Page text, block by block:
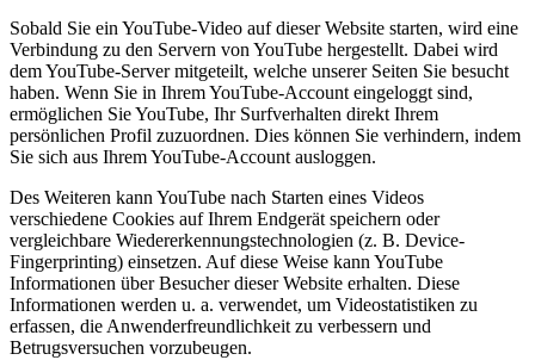
Sobald Sie ein YouTube-Video auf dieser Website starten, wird eine
Verbindung zu den Servern von YouTube hergestellt. Dabei wird
dem YouTube-Server mitgeteilt, welche unserer Seiten Sie besucht
haben. Wenn Sie in Ihrem YouTube-Account eingeloggt sind,
ermöglichen Sie YouTube, Ihr Surfverhalten direkt Ihrem
persönlichen Profil zuzuordnen. Dies können Sie verhindern, indem
Sie sich aus Ihrem YouTube-Account ausloggen.
Des Weiteren kann YouTube nach Starten eines Videos
verschiedene Cookies auf Ihrem Endgerät speichern oder
vergleichbare Wiedererkennungstechnologien (z. B. Device-
Fingerprinting) einsetzen. Auf diese Weise kann YouTube
Informationen über Besucher dieser Website erhalten. Diese
Informationen werden u. a. verwendet, um Videostatistiken zu
erfassen, die Anwenderfreundlichkeit zu verbessern und
Betrugsversuchen vorzubeugen.